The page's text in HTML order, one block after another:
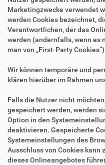
Marketingzwecke verwendet
werden Cookies bezeichnet,
Verantwortlichen, der das
werden (andernfalls, wenn es
man von „First-Party
Wir können temporäre und
klären hierüber im Rahmen
Falls die Nutzer nicht
gespeichert werden, werden
Option in den
deaktivieren. Gespeicherte
Systemeinstellungen des
Ausschluss von Cookies kann
dieses Onlineangebotes